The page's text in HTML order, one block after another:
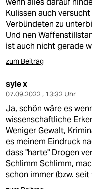
wenn alles darauf
Kulissen auch
Verbündeten zu
Und nen
ist auch nicht gerade
zum Beitrag
syle x
07.09.2022 , 13:32 Uhr
Ja, schön wäre es
wissenschaftliche
Weniger Gewalt,
es meinem Eindruck
dass "harte" Drogen
Schlimm Schlimm,
schon immer (bzw.